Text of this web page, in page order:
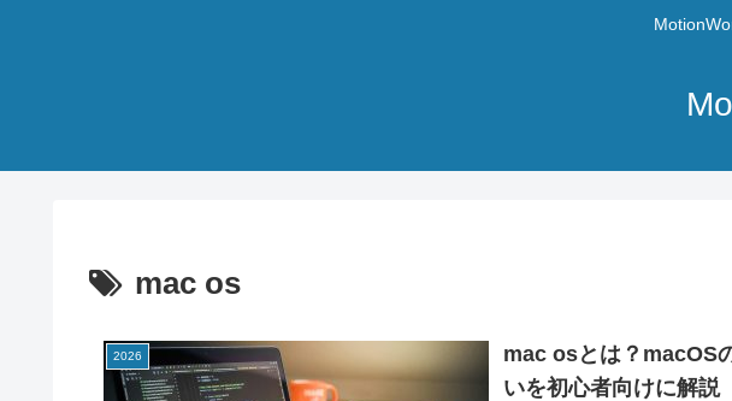
mac os
2026
mac osとは？macOS
いを初心者向けに解説